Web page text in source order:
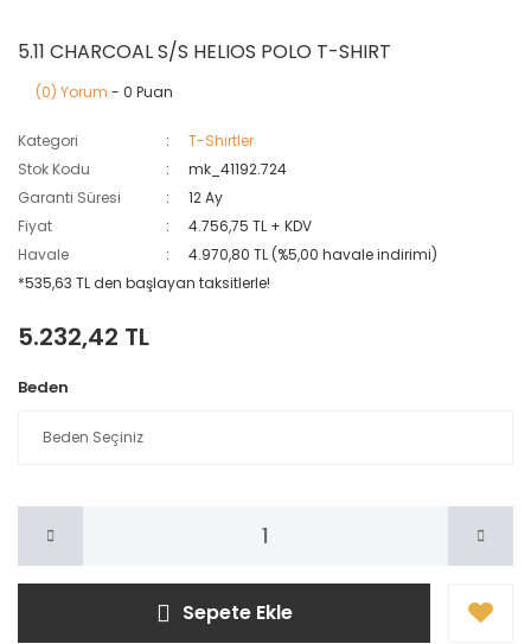
5.11 CHARCOAL S/S HELIOS POLO T-SHIRT
(0) Yorum - 0 Puan
Kategori
T-Shirtler
Stok Kodu
mk_41192.724
Garanti Süresi
12 Ay
Fiyat
4.756,75 TL + KDV
Havale
4.970,80 TL (%5,00 havale indirimi)
*535,63 TL den başlayan taksitlerle!
5.232,42 TL
Beden
Sepete Ekle